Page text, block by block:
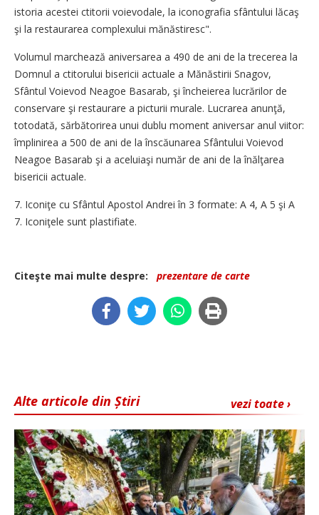
istoria acestei ctitorii voievodale, la iconografia sfântului lăcaş
şi la restaurarea complexului mănăstiresc".
Volumul marchează aniversarea a 490 de ani de la trecerea la
Domnul a ctitorului bisericii actuale a Mănăstirii Snagov,
Sfântul Voievod Neagoe Basarab, şi încheierea lucrărilor de
conservare şi restaurare a picturii murale. Lucrarea anunţă,
totodată, sărbătorirea unui dublu moment aniversar anul viitor:
împlinirea a 500 de ani de la înscăunarea Sfântului Voievod
Neagoe Basarab şi a aceluiaşi număr de ani de la înălţarea
bisericii actuale.
7. Iconiţe cu Sfântul Apostol Andrei în 3 formate: A 4, A 5 şi A
7. Iconiţele sunt plastifiate.
Citeşte mai multe despre: prezentare de carte
vezi toate ›
Alte articole din Știri